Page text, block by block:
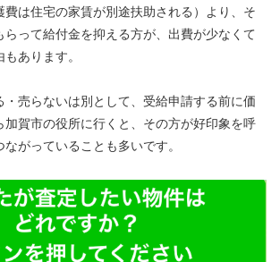
費は住宅の家賃が別途扶助される）より、そ
らって給付金を抑える方が、出費が少なくて
あります。
・売らないは別として、受給申請する前に価
加賀市の役所に行くと、その方が好印象を呼
がっていることも多いです。